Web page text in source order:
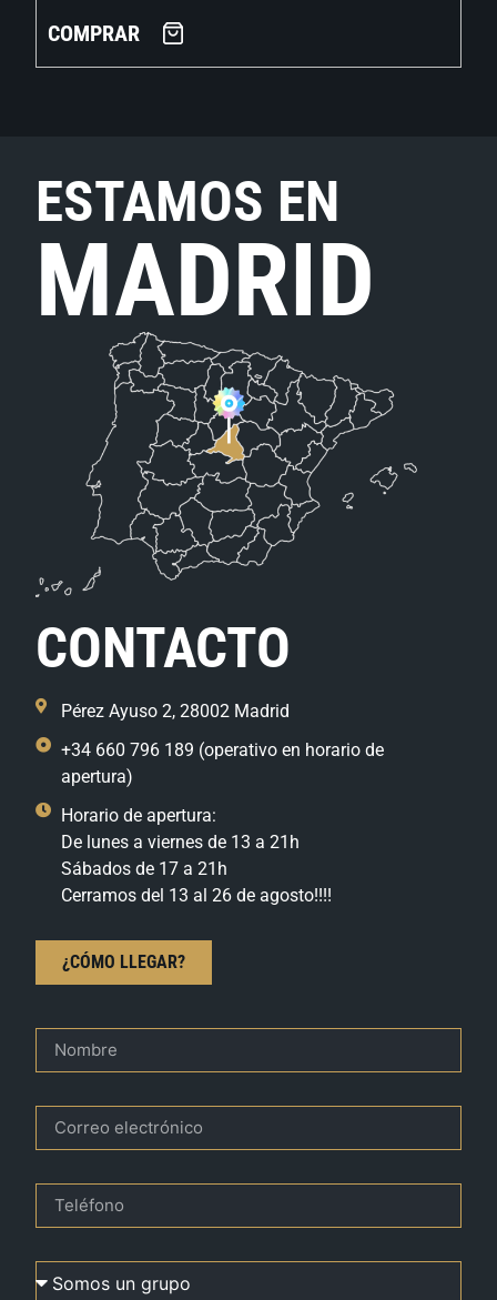
COMPRAR
ESTAMOS EN
MADRID
CONTACTO
Pérez Ayuso 2, 28002 Madrid
+34 660 796 189 (operativo en horario de
apertura)
Horario de apertura:
De lunes a viernes de 13 a 21h
Sábados de 17 a 21h
Cerramos del 13 al 26 de agosto!!!!
¿CÓMO LLEGAR?